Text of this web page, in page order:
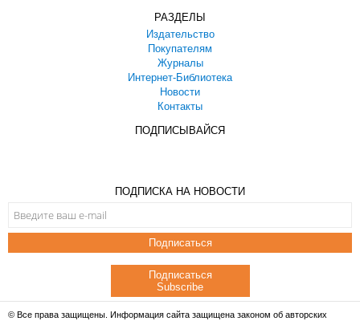
РАЗДЕЛЫ
Издательство
Покупателям
Журналы
Интернет-Библиотека
Новости
Контакты
ПОДПИСЫВАЙСЯ
ПОДПИСКА НА НОВОСТИ
Подписаться
Подписаться
Subscribe
© Все права защищены. Информация сайта защищена законом об авторских